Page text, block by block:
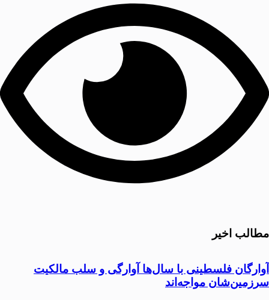
مطالب اخیر
آوارگان فلسطینی با سال‌ها آوارگی و سلب مالكيت
سرزمين‌شان مواجه‌اند